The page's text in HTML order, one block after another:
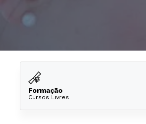
Formação
Cursos Livres